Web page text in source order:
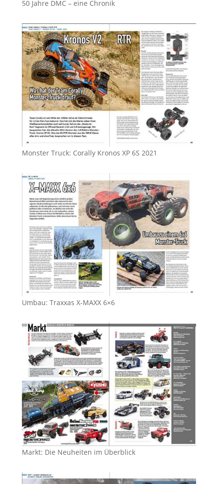
50 Jahre DMC – eine Chronik
Monster Truck: Corally Kronos XP 6S 2021
Umbau: Traxxas X-MAXX 6×6
Markt: Die Neuheiten im Überblick